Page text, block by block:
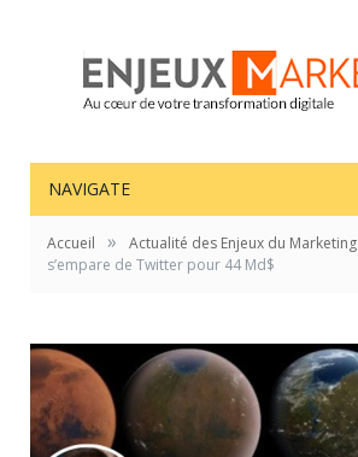
NAVIGATE
Accueil » Actualité des Enjeux du Marketing
s’empare de Twitter pour 44 Md$